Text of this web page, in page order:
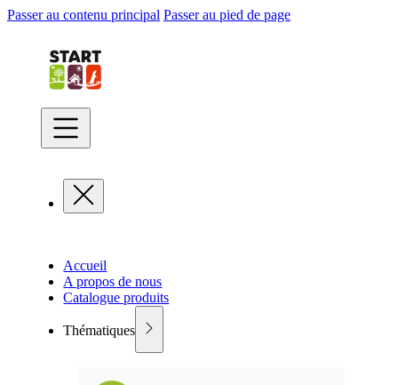
Passer au contenu principal Passer au pied de page
Accueil
A propos de nous
Catalogue produits
Thématiques